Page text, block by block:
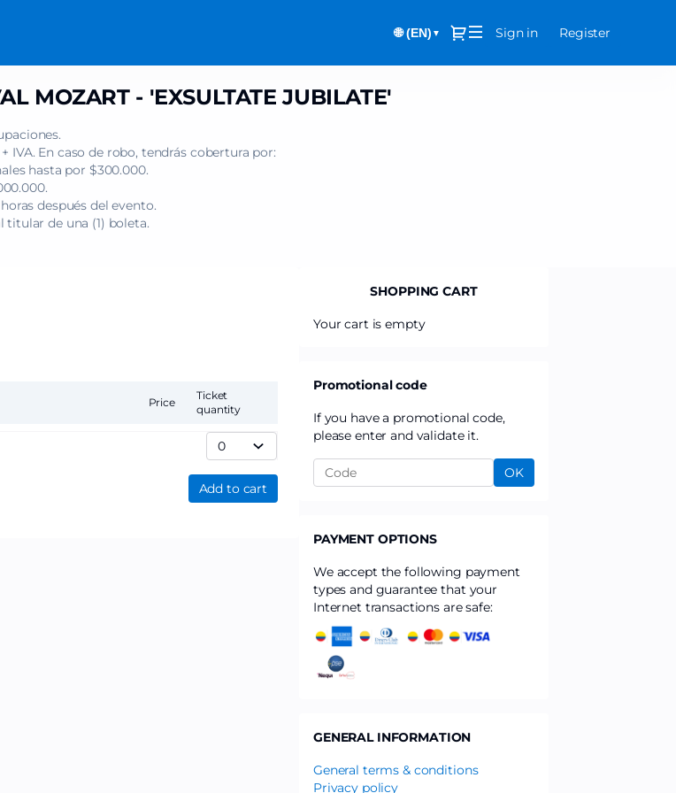
🌐 (EN) ▼ Dialog
Sign in Register
MOZART - 'EXSULTATE JUBILATE'
IVA. En caso de robo, tendrás cobertura por:
hasta por $300.000.
después del evento.
titular de una (1) boleta.
Ticket
quantity
Price
Add to cart
SHOPPING CART
Your cart is empty
Promotional code
If you have a promotional code,
please enter and validate it.
OK
PAYMENT OPTIONS
We accept the following payment
types and guarantee that your
Internet transactions are safe:
GENERAL INFORMATION
General terms & conditions
Privacy policy